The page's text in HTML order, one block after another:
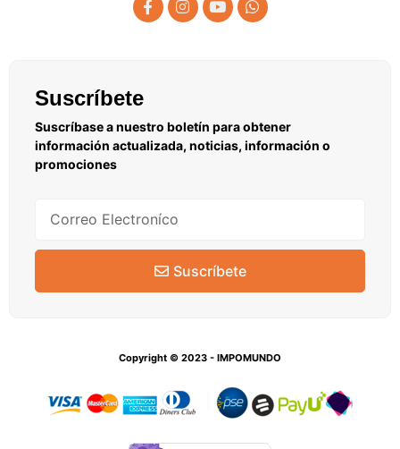
Suscríbete
Suscríbase a nuestro boletín para obtener
información actualizada, noticias, información o
promociones
Suscríbete
Copyright © 2023 - IMPOMUNDO